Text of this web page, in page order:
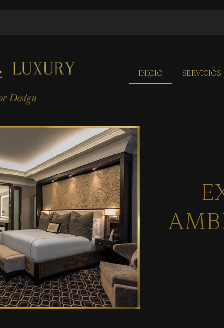
INICIO SERVICIOS